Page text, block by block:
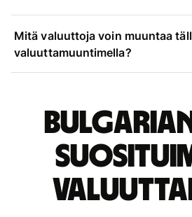
Mitä valuuttoja voin muuntaa
valuuttamuuntimella?